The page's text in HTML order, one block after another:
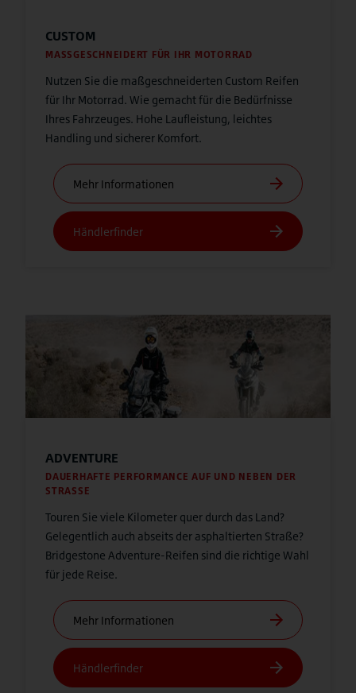
CUSTOM
MASSGESCHNEIDERT FÜR IHR MOTORRAD
Nutzen Sie die maßgeschneiderten Custom Reifen
für Ihr Motorrad. Wie gemacht für die Bedürfnisse
Ihres Fahrzeuges. Hohe Laufleistung, leichtes
Handling und sicherer Komfort.
ADVENTURE
DAUERHAFTE PERFORMANCE AUF UND NEBEN DER
STRASSE
Touren Sie viele Kilometer quer durch das Land?
Gelegentlich auch abseits der asphaltierten Straße?
Bridgestone Adventure-Reifen sind die richtige Wahl
für jede Reise.